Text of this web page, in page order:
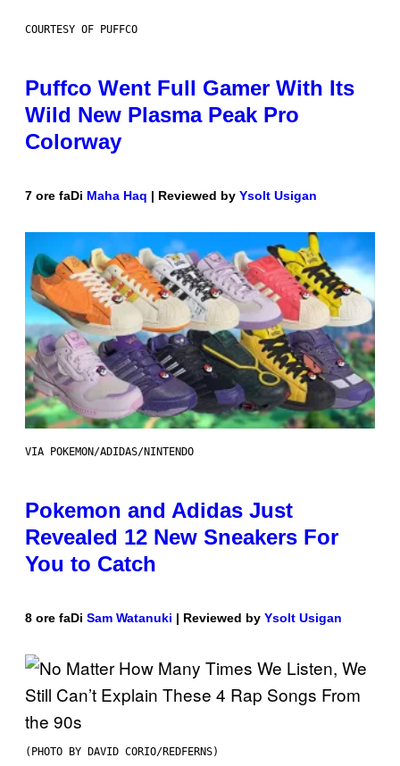
COURTESY OF PUFFCO
Puffco Went Full Gamer With Its
Wild New Plasma Peak Pro
Colorway
7 ore faDi Maha Haq | Reviewed by Ysolt Usigan
VIA POKEMON/ADIDAS/NINTENDO
Pokemon and Adidas Just
Revealed 12 New Sneakers For
You to Catch
8 ore faDi Sam Watanuki | Reviewed by Ysolt Usigan
(PHOTO BY DAVID CORIO/REDFERNS)